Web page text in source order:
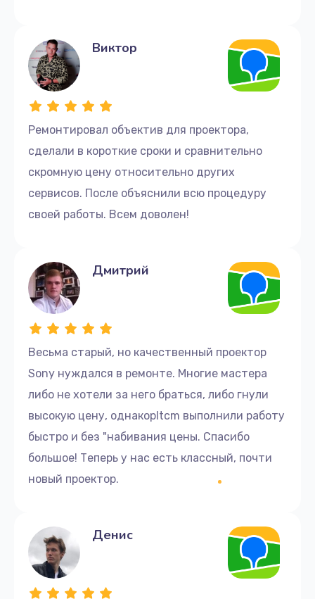
Ремонтировал объектив для проектора,
сделали в короткие сроки и сравнительно
скромную цену относительно других
сервисов. После объяснили всю процедуру
своей работы. Всем доволен!
Виктор
Весьма старый, но качественный проектор
Sony нуждался в ремонте. Многие мастера
либо не хотели за него браться, либо гнули
высокую цену, однакоpltcm выполнили работу
быстро и без "набивания цены. Спасибо
большое! Теперь у нас есть классный, почти
новый проектор.
Дмитрий
Денис